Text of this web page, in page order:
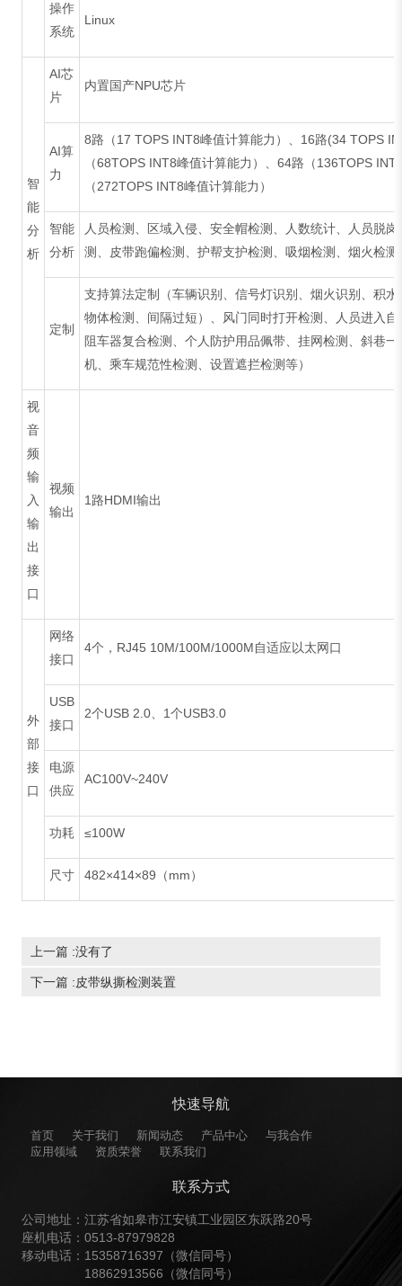
操作
系统
Linux
智
能
分
析
AI芯
片
内置国产NPU芯片
AI算
力
8路（17 TOPS INT8峰值计算能力）、16路(34 TOPS
（68TOPS INT8峰值计算能力）、64路（136TOPS
（272TOPS INT8峰值计算能力）
智能
分析
人员检测、区域入侵、安全帽检测、人数统计、人员脱
测、皮带跑偏检测、护帮支护检测、吸烟检测、烟火检测
定制
支持算法定制（车辆识别、信号灯识别、烟火识别、积
物体检测、间隔过短）、风门同时打开检测、人员进入
阻车器复合检测、个人防护用品佩带、挂网检测、斜巷
机、乘车规范性检测、设置遮拦检测等）
视
音
频
输
入
输
出
接
口
视频
输出
1路HDMI输出
外
部
接
口
网络
接口
4个，RJ45 10M/100M/1000M自适应以太网口
USB
接口
2个USB 2.0、1个USB3.0
电源
供应
AC100V~240V
功耗 ≤100W
尺寸 482×414×89（mm）
上一篇 :没有了
下一篇 :皮带纵撕检测装置
快速导航
首页 关于我们 新闻动态 产品中心
与我合作
应用领域
资质荣誉 联系我们
联系方式
公司地址：江苏省如皋市江安镇工业园区东跃路20号
座机电话：0513-87979828
移动电话：15358716397（微信同号）
18862913566（微信同号）